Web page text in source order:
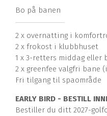
Bo på banen
2 x overnatting i
2 x frokost i klubbhuset
1 x 3-retters middag
2 x greenfee valgfri bane
Fri tilgang til spaområde
EARLY BIRD - BESTILL
Bestiller du ditt 2027-